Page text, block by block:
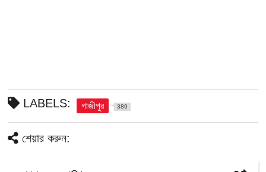
LABELS: গাজীপুর 389
শেয়ার করুন: